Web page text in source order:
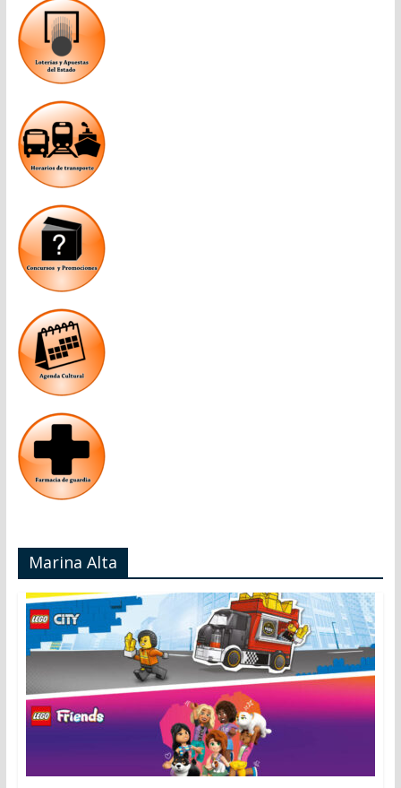
Marina Alta